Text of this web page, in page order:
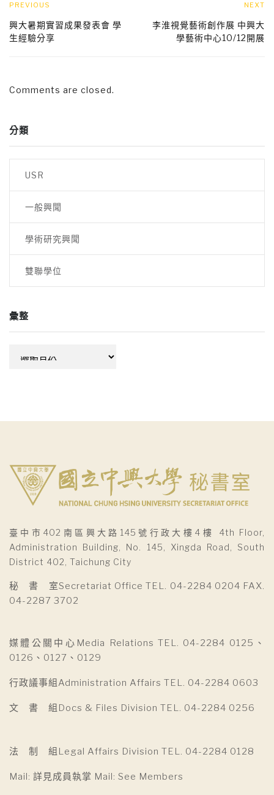
PREVIOUS
興大暑期實習成果發表會 學
生經驗分享
NEXT
李淮視覺藝術創作展 中興大
學藝術中心10/12開展
Comments are closed.
分類
USR
一般興聞
學術研究興聞
雙聯學位
彙整
臺中市402南區興大路145號行政大樓4樓 4th Floor,
Administration Building, No. 145, Xingda Road, South
District 402, Taichung City
秘 書 室Secretariat Office TEL. 04-2284 0204 FAX.
04-2287 3702
媒體公關中心Media Relations TEL. 04-2284 0125、
0126、0127、0129
行政議事組Administration Affairs TEL. 04-2284 0603
文 書 組Docs & Files Division TEL. 04-2284 0256
法 制 組Legal Affairs Division TEL. 04-2284 0128
Mail: 詳見成員執掌 Mail: See Members